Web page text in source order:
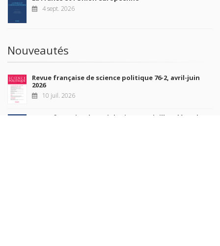
4 sept. 2026
Nouveautés
Revue française de science politique 76-2, avril-juin
2026
10 juil. 2026
Revue française de sociologie 66 3/4, juillet-décembre